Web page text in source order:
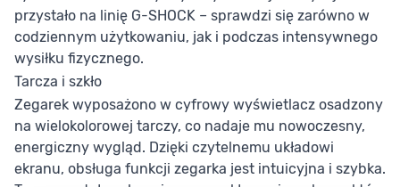
przystało na linię G-SHOCK – sprawdzi się zarówno w
codziennym użytkowaniu, jak i podczas intensywnego
wysiłku fizycznego.
Tarcza i szkło
Zegarek wyposażono w cyfrowy wyświetlacz osadzony
na wielokolorowej tarczy, co nadaje mu nowoczesny,
energiczny wygląd. Dzięki czytelnemu układowi
ekranu, obsługa funkcji zegarka jest intuicyjna i szybka.